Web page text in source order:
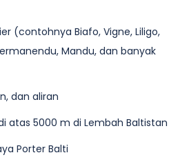
15 minit di atas gunung. Kami
mereka semasa mendaki gunung
akan mempunyai peluang untuk
di Pangkalan Broad Peak
apabila kami berada di
dan Ogos. Selepas memberi
pendakian kembali ke
(contohnya Biafo, Vigne, Liligo,
Mandu, dan banyak
dan aliran
atas 5000 m di Lembah Baltistan
Porter Balti